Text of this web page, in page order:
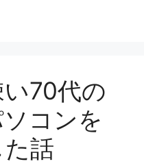
70代の
コンを
話